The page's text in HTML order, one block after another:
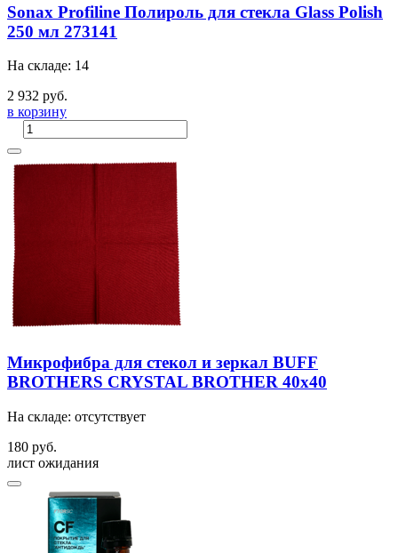
Sonax Profiline Полироль для стекла Glass Polish
250 мл 273141
На складе: 14
2 932 руб.
в корзину
Микрофибра для стекол и зеркал BUFF
BROTHERS CRYSTAL BROTHER 40x40
На складе: отсутствует
180 руб.
лист ожидания